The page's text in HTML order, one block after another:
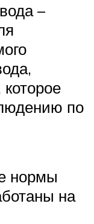
–
по
нормы
на